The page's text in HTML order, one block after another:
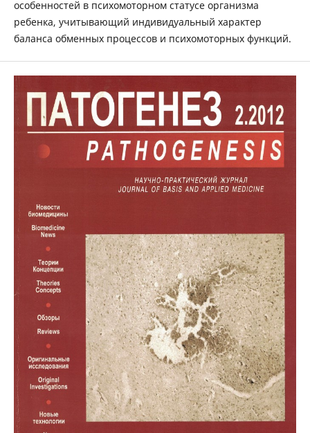
особенностей в психомоторном статусе организма
ребенка, учитывающий индивидуальный характер
баланса обменных процессов и психомоторных функций.